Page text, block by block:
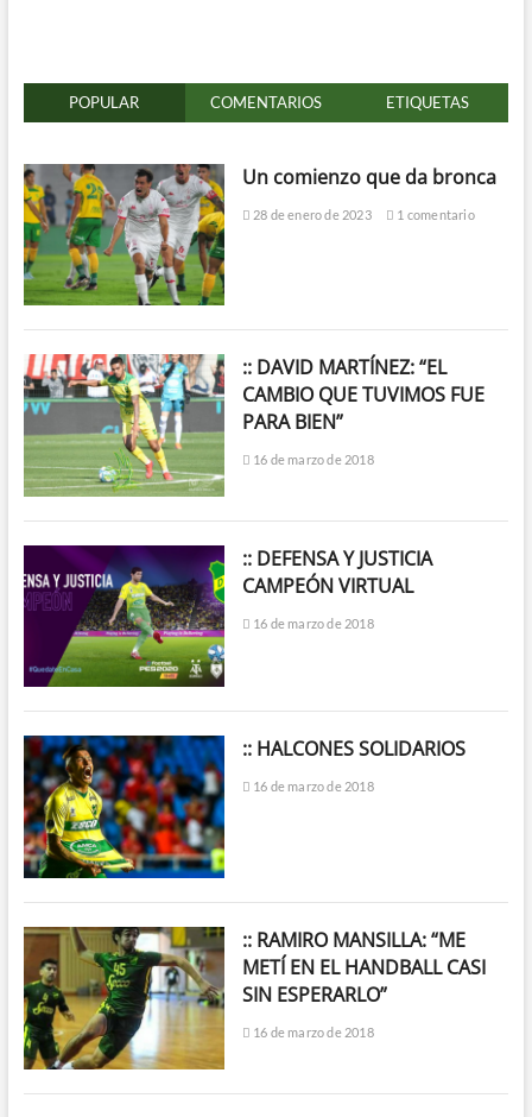
POPULAR COMENTARIOS ETIQUETAS
Un comienzo que da bronca
28 de enero de 2023 1 comentario
:: DAVID MARTÍNEZ: “EL
CAMBIO QUE TUVIMOS FUE
PARA BIEN”
16 de marzo de 2018
:: DEFENSA Y JUSTICIA
CAMPEÓN VIRTUAL
16 de marzo de 2018
:: HALCONES SOLIDARIOS
16 de marzo de 2018
:: RAMIRO MANSILLA: “ME
METÍ EN EL HANDBALL CASI
SIN ESPERARLO”
16 de marzo de 2018